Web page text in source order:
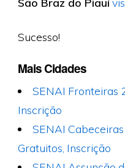
Sucesso!
Mais Cidades
SENAI Fronteiras
Inscrição
SENAI
Gratuitos, Inscrição